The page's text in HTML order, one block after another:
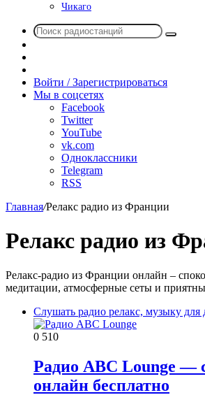
Чикаго
Поиск
радио
Войти / Зарегистрироваться
Мы в соцсетях
Facebook
Twitter
YouTube
vk.com
Одноклассники
Telegram
RSS
Главная/Релакс радио из Франции
Релакс радио из
Релакс-радио из Франции онлайн –
медитации, атмосферные сеты и
Слушать радио релакс, музыку для
0 510
Радио ABC Lounge —
онлайн бесплатно